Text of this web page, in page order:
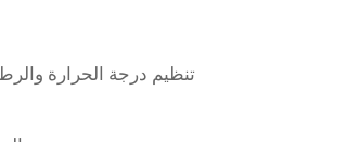
تنظيم درجة الحرارة